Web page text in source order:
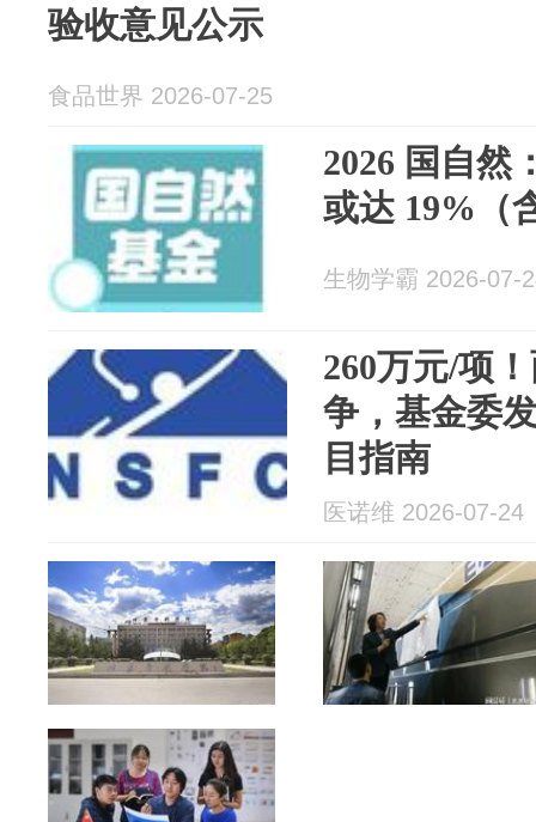
验收意见公示
食品世界 2026-07-25
2026 国自然
或达 19%（
生物学霸 2026-07-
260万元/项
争，基金委
目指南
医诺维 2026-07-24